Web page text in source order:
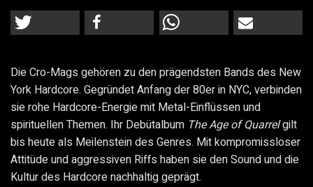
DieCro-Mags gehören zu den prägendsten Bands des New
York Hardcore. Gegründet Anfang der 80er in NYC, verbinden
sie rohe Hardcore-Energie mit Metal-Einflüssen und
spirituellen Themen. Ihr Debütalbum The Age of Quarrelgilt
bis heute als Meilenstein des Genres. Mit kompromissloser
Attitüde und aggressiven Riffs haben sie den Sound und die
Kultur des Hardcore nachhaltig geprägt.